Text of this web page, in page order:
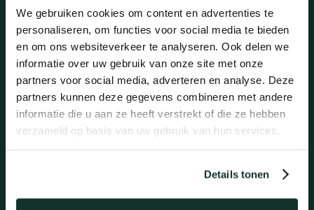
We gebruiken cookies om content en advertenties te
personaliseren, om functies voor social media te bieden
en om ons websiteverkeer te analyseren. Ook delen we
informatie over uw gebruik van onze site met onze
partners voor social media, adverteren en analyse. Deze
partners kunnen deze gegevens combineren met andere
informatie die u aan ze heeft verstrekt of die ze hebben
verzameld op basis van uw gebruik van hun services.
Details tonen
PUBLICATIES
Reactie op het advies met als onderwerp ‘advies
opheffing onderscheid dagvaardings- en
verzoekschriftprocedure’, KBvG 2025
Column: gerechtsdeurwaarders schenden dagelijks de
Wijzigingen in het Beslag- en executierecht, BER
Betekenen van exploten in de coronacrisis, BER 2020/93